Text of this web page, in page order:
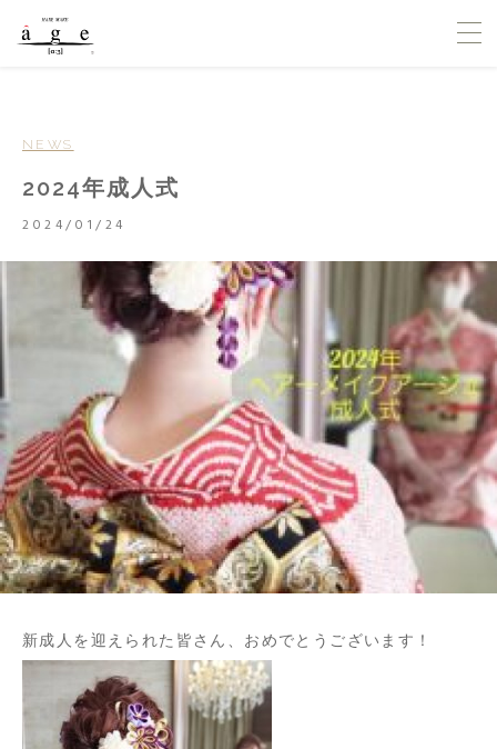
NEWS
2024年成人式
2024/01/24
新成人を迎えられた皆さん、おめでとうございます！